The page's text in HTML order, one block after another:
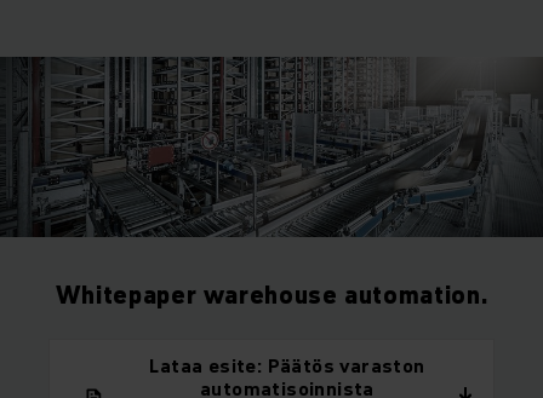
Whitepaper warehouse automation.
Lataa esite: Päätös varaston
automatisoinnista